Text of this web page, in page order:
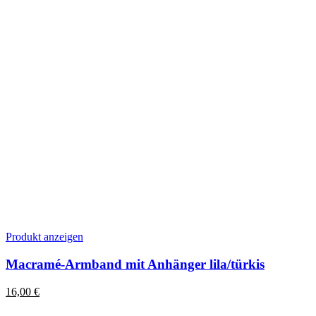
Produkt anzeigen
weist
mehrere
Macramé-Armband mit Anhänger lila/türkis
16,00 €